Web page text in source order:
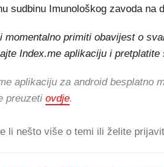
sudbinu Imunološkog zavoda na
momentalno primiti obavijest o
Index.me aplikaciju i
aplikaciju za android besplatno
preuzeti ovdje.
li nešto više o temi ili želite